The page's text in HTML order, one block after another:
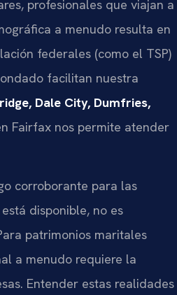
profesionales que viajan a
a menudo resulta en
federales (como el TSP)
facilitan nuestra
Dale City, Dumfries,
Fairfax nos permite atender
corroborante para las
disponible, no es
patrimonios maritales
a menudo requiere la
Entender estas realidades